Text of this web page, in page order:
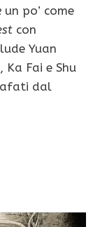
un po’ come
con
Yuan
Ka Fai e Shu
dal